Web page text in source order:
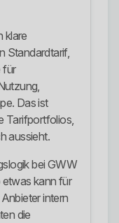
klare
Standardtarif,
für
Das ist
Tarifportfolios,
aussieht.
bei GWW
etwas kann für
intern
die